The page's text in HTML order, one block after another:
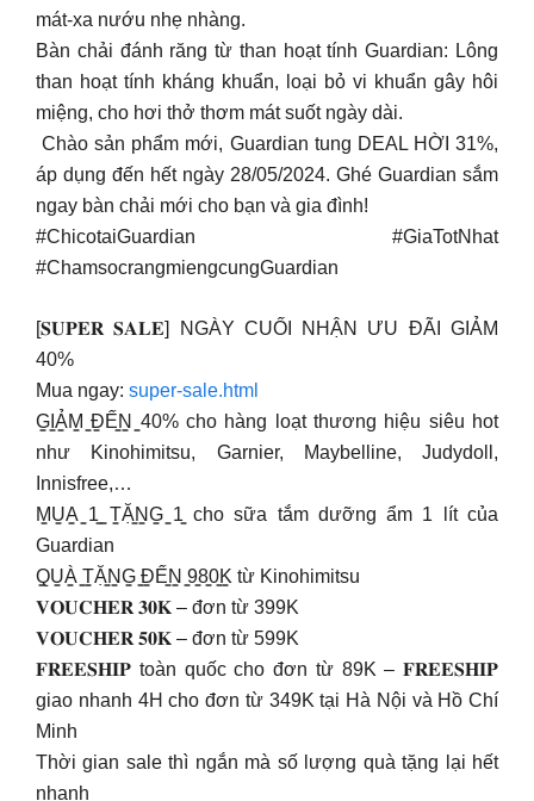
mát-xa nướu nhẹ nhàng.
Bàn chải đánh răng từ than hoạt tính Guardian: Lông
than hoạt tính kháng khuẩn, loại bỏ vi khuẩn gây hôi
miệng, cho hơi thở thơm mát suốt ngày dài.
️ Chào sản phẩm mới, Guardian tung DEAL HỜI 31%,
áp dụng đến hết ngày 28/05/2024. Ghé Guardian sắm
ngay bàn chải mới cho bạn và gia đình!
#ChicotaiGuardian #GiaTotNhat
#ChamsocrangmiengcungGuardian
[𝐒𝐔𝐏𝐄𝐑 𝐒𝐀𝐋𝐄] NGÀY CUỐI NHẬN ƯU ĐÃI GIẢM
40%
Mua ngay: super-sale.html
G̳I̳Ả̳M̳ ̳Đ̳Ế̳N̳ ̳40% cho hàng loạt thương hiệu siêu hot
như Kinohimitsu, Garnier, Maybelline, Judydoll,
Innisfree,…
M̳U̳A̳ ̳1̳ ̳T̳Ặ̳N̳G̳ ̳1̳ cho sữa tắm dưỡng ẩm 1 lít của
Guardian
Q̳U̳À̳ ̳T̳Ặ̳N̳G̳ ̳Đ̳Ế̳N̳ ̳9̳8̳0̳K̳ từ Kinohimitsu
𝐕𝐎𝐔𝐂𝐇𝐄𝐑 𝟑𝟎𝐊 – đơn từ 399K
𝐕𝐎𝐔𝐂𝐇𝐄𝐑 𝟓𝟎𝐊 – đơn từ 599K
𝐅𝐑𝐄𝐄𝐒𝐇𝐈𝐏 toàn quốc cho đơn từ 89K – 𝐅𝐑𝐄𝐄𝐒𝐇𝐈𝐏
giao nhanh 4H cho đơn từ 349K tại Hà Nội và Hồ Chí
Minh
Thời gian sale thì ngắn mà số lượng quà tặng lại hết
nhanh